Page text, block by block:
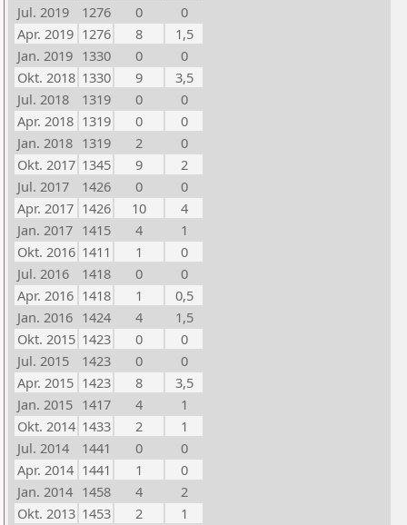
Jul. 2019
1276 0
0
Apr. 2019 1276 8
1,5
Jan. 2019 1330 0
0
Okt. 2018 1330 9
3,5
Jul. 2018
1319 0
0
Apr. 2018 1319 0
0
Jan. 2018 1319 2
0
Okt. 2017 1345 9
2
Jul. 2017
1426 0
0
Apr. 2017 1426 10
4
Jan. 2017 1415 4
1
Okt. 2016 1411 1
0
Jul. 2016
1418 0
0
Apr. 2016 1418 1
0,5
Jan. 2016 1424 4
1,5
Okt. 2015 1423 0
0
Jul. 2015
1423 0
0
Apr. 2015 1423 8
3,5
Jan. 2015 1417 4
1
Okt. 2014 1433 2
1
Jul. 2014
1441 0
0
Apr. 2014 1441 1
0
Jan. 2014 1458 4
2
Okt. 2013 1453 2
1